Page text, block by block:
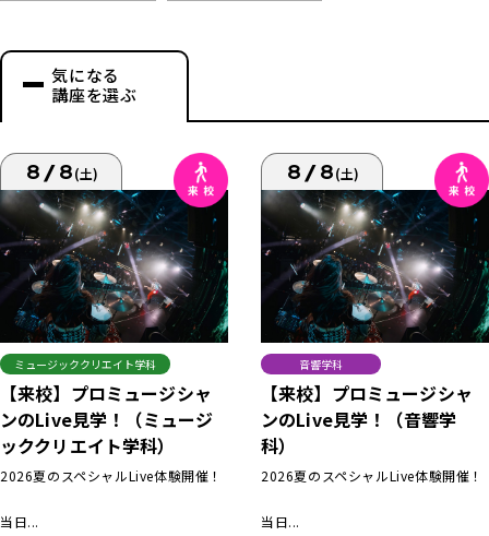
気になる
講座を選ぶ
8/8(土)
ミュージッククリエイト学科
【来校】プロミュージシャ
ンのLive見学！（ミュージ
ッククリエイト学科）
2026夏のスペシャルLive体験開催！
当日...
8/8(土)
音響学科
【来校】プロミュージシャ
ンのLive見学！（音響学
科）
2026夏のスペシャルLive体験開催！
当日...